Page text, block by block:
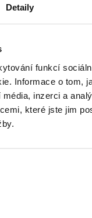
Detaily
funkcí
Informace o tom,
inzerci a
které jste jim
ochranu osobnosti,